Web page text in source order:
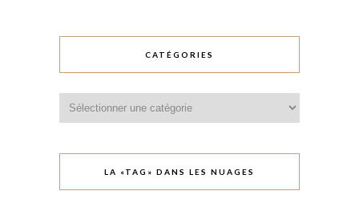
CATÉGORIES
LA «TAG» DANS LES NUAGES